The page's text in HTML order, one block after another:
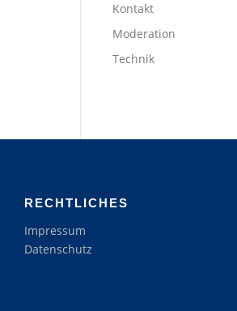
Kontakt
Moderation
Technik
RECHTLICHES
Impressum
Datenschutz